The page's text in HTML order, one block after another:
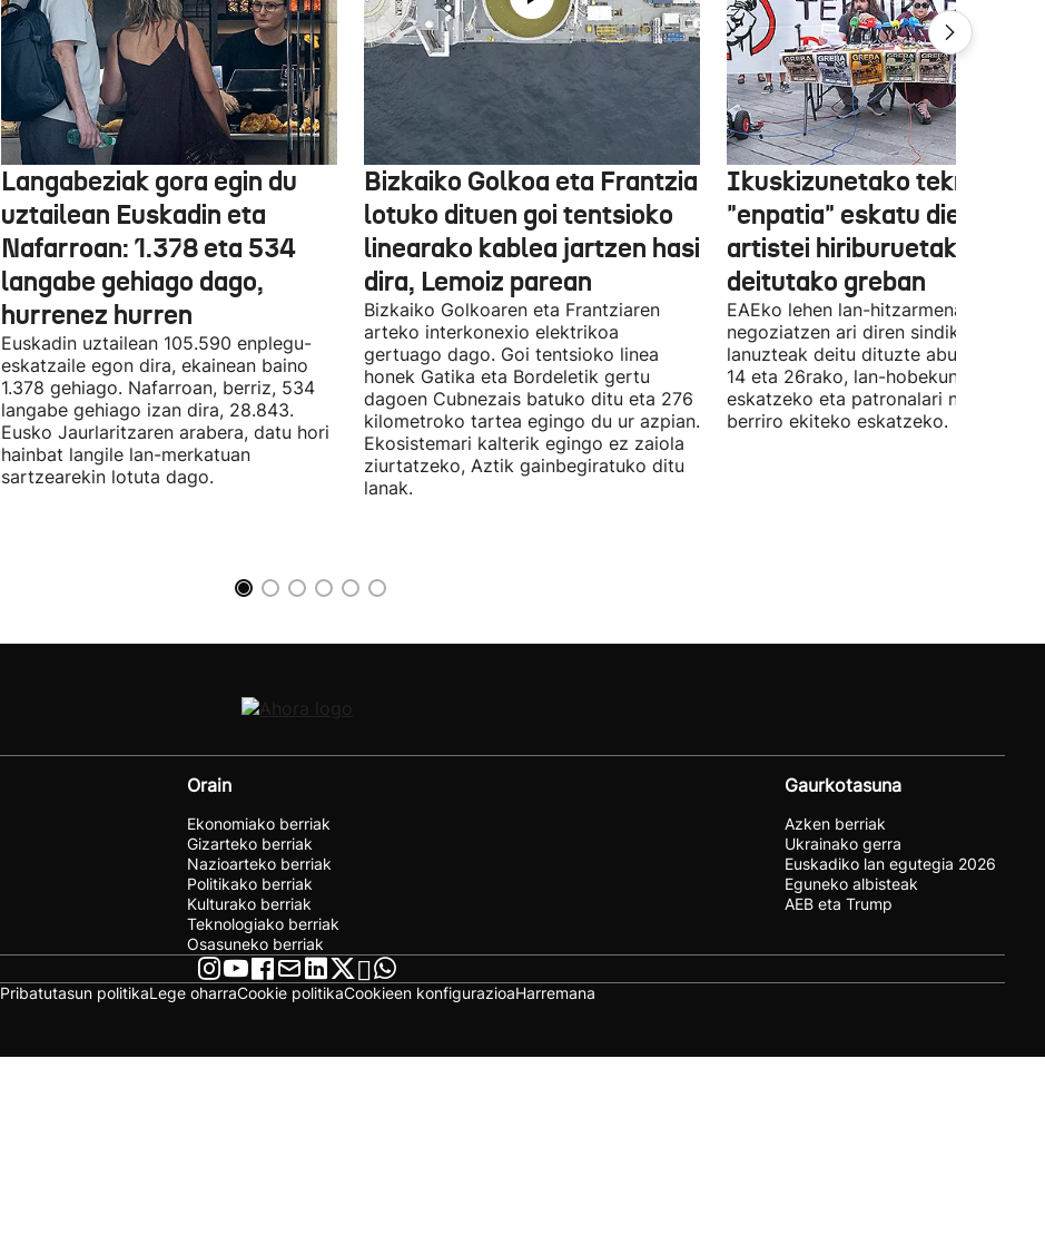
Langabeziak gora egin du
uztailean Euskadin eta
Nafarroan: 1.378 eta 534
langabe gehiago dago,
hurrenez hurren
Euskadin uztailean 105.590 enplegu-
eskatzaile egon dira, ekainean baino
1.378 gehiago. Nafarroan, berriz, 534
langabe gehiago izan dira, 28.843.
Eusko Jaurlaritzaren arabera, datu hori
hainbat langile lan-merkatuan
sartzearekin lotuta dago.
Bizkaiko Golkoa eta Frantzia
lotuko dituen goi tentsioko
linearako kablea jartzen hasi
dira, Lemoiz parean
Bizkaiko Golkoaren eta Frantziaren
arteko interkonexio elektrikoa
gertuago dago. Goi tentsioko linea
honek Gatika eta Bordeletik gertu
dagoen Cubnezais batuko ditu eta 276
kilometroko tartea egingo du ur azpian.
Ekosistemari kalterik egingo ez zaiola
ziurtatzeko, Aztik gainbegiratuko ditu
lanak.
Ikuskizunetako teknikariek
"enpatia" eskatu diete
artistei hiriburuetako
deitutako greban
EAEko lehen lan-hitzarmena
negoziatzen ari diren sindikatuek
lanuzteak deitu dituzte abuztuaren 5,
14 eta 26rako, lan-hobekuntzak
eskatzeko eta patronalari
berriro ekiteko eskatzeko.
Orain
Ekonomiako berriak
Gizarteko berriak
Nazioarteko berriak
Politikako berriak
Kulturako berriak
Teknologiako berriak
Osasuneko berriak
Gaurkotasuna
Azken berriak
Ukrainako gerra
Euskadiko lan egutegia 2026
Eguneko albisteak
AEB eta Trump
Pribatutasun politikaLege oharraCookie politikaCookieen konfigurazioaHarremana